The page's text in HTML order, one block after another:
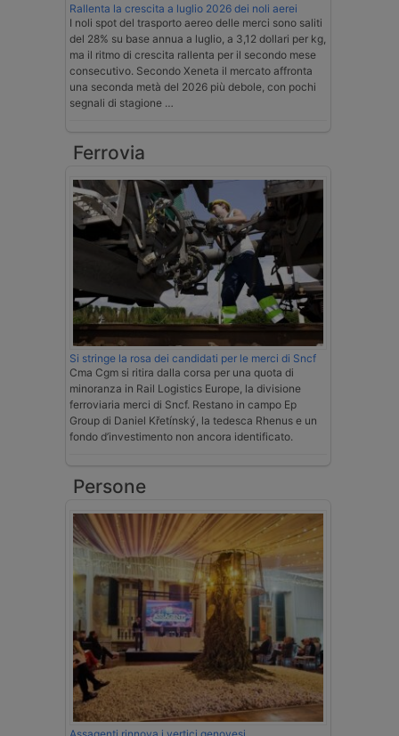
Rallenta la crescita a luglio 2026 dei noli aerei
I noli spot del trasporto aereo delle merci sono saliti
del 28% su base annua a luglio, a 3,12 dollari per kg,
ma il ritmo di crescita rallenta per il secondo mese
consecutivo. Secondo Xeneta il mercato affronta
una seconda metà del 2026 più debole, con pochi
segnali di stagione …
Ferrovia
Si stringe la rosa dei candidati per le merci di Sncf
Cma Cgm si ritira dalla corsa per una quota di
minoranza in Rail Logistics Europe, la divisione
ferroviaria merci di Sncf. Restano in campo Ep
Group di Daniel Křetínský, la tedesca Rhenus e un
fondo d’investimento non ancora identificato.
Persone